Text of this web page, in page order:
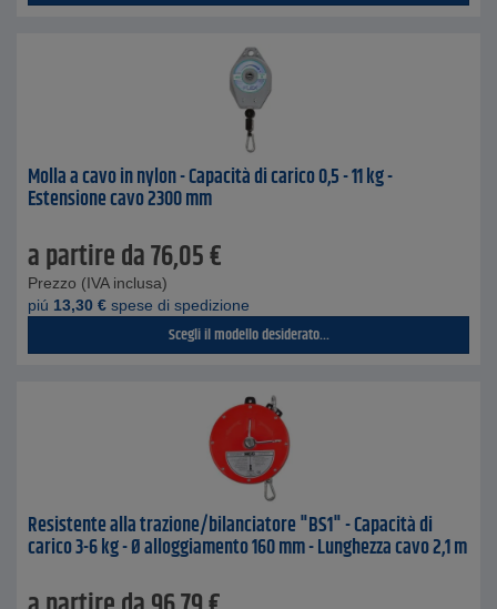
Molla a cavo in nylon - Capacità di carico 0,5 - 11 kg -
Estensione cavo 2300 mm
a partire da76,05€
Prezzo (IVA inclusa)
piú 13,30 € spese di spedizione
Scegli il modello desiderato...
Resistente alla trazione/bilanciatore "BS1" - Capacità di
carico 3-6 kg - Ø alloggiamento 160 mm - Lunghezza cavo 2,1 m